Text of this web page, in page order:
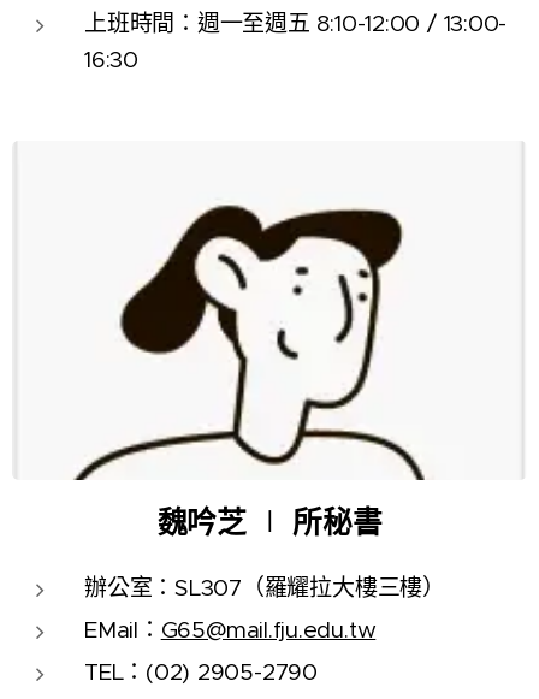
上班時間：週一至週五 8:10-12:00 / 13:00-
16:30
魏吟芝∣所秘書
辦公室：SL307（羅耀拉大樓三樓）
EMail： G65@mail.fju.edu.tw
TEL：(02) 2905-2790